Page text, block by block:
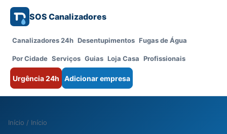
SOS Canalizadores
Canalizadores 24h Desentupimentos Fugas de Água
Por Cidade Serviços Guias Loja Casa Profissionais
Urgência 24h Adicionar empresa
Início / Início